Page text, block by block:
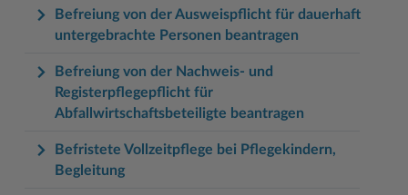
Befreiung von der Ausweispflicht für dauerhaft
untergebrachte Personen beantragen
Befreiung von der Nachweis- und
Registerpflegepflicht für
Abfallwirtschaftsbeteiligte beantragen
Befristete Vollzeitpflege bei Pflegekindern,
Begleitung